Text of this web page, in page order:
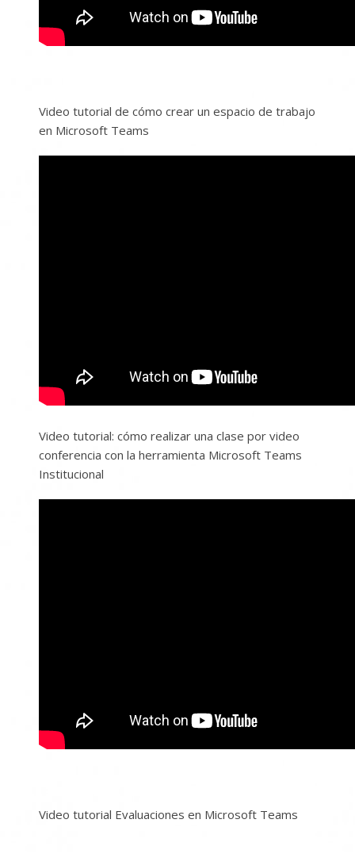
Video tutorial de cómo crear un espacio de trabajo
en Microsoft Teams
Video tutorial: cómo realizar una clase por video
conferencia con la herramienta Microsoft Teams
Institucional
Video tutorial Evaluaciones en Microsoft Teams